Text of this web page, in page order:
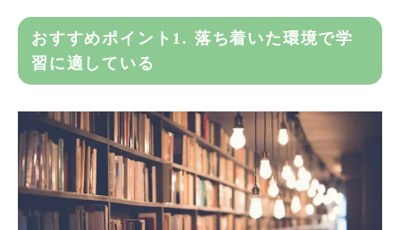
おすすめポイント1. 落ち着いた環境で学
習に適している